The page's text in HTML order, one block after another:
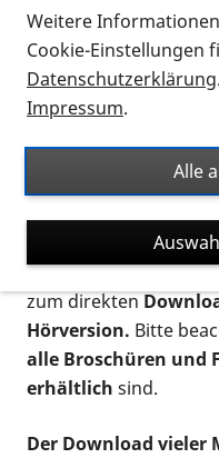
Thema Infomaterial
für blinde und
Auf dieser Seite
Ort. Nutzen Sie den
nach Flyern und
suchen. Die meisten
verschiedenen
postalischen
zum direkten
Hörversion. Bitte
alle Broschüren und
erhältlich sind.
Der Download vieler
Weitere
Cookie-Einstellungen
Datenschutzerklärung
Impressum.
Alle